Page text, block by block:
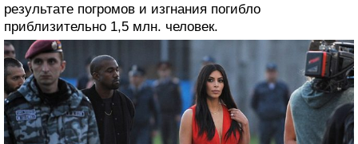
результате погромов и изгнания погибло
приблизительно 1,5 млн. человек.